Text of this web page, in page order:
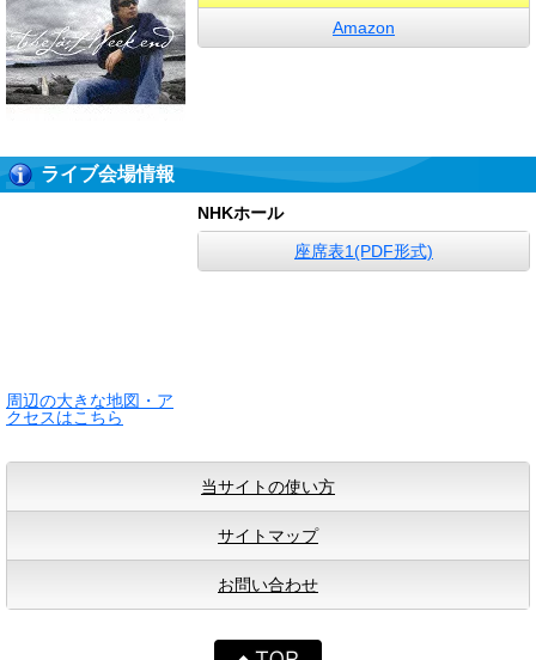
Amazon
ライブ会場情報
周辺の大きな地図・ア
クセスはこちら
NHKホール
座席表1(PDF形式)
当サイトの使い方
サイトマップ
お問い合わせ